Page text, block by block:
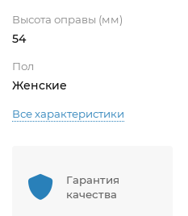
Высота оправы (мм)
54
Пол
Женские
Все характеристики
Гарантия
качества